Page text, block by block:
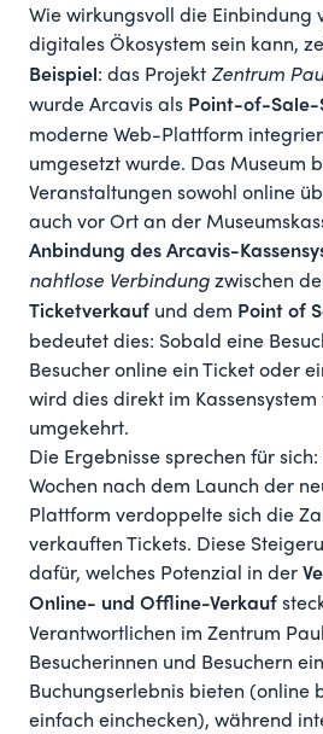
Wie wirkungsvoll die Einbindung
digitales Ökosystem sein kann,
Beispiel: das Projekt Zentrum
wurde Arcavis als Point-of-Sale-
moderne Web-Plattform
umgesetzt wurde. Das Museum
Veranstaltungen sowohl online
auch vor Ort an der
Anbindung des Arcavis-
nahtlose Verbindung zwischen
Ticketverkauf und dem Point of
bedeutet dies: Sobald eine
Besucher online ein Ticket oder
wird dies direkt im Kassensystem
umgekehrt.
Die Ergebnisse sprechen für
Wochen nach dem Launch der
Plattform verdoppelte sich die
verkauften Tickets. Diese
dafür, welches Potenzial in der
Online- und Offline-Verkauf
Verantwortlichen im Zentrum
Besucherinnen und Besuchern
Buchungserlebnis bieten (online
einfach einchecken), während